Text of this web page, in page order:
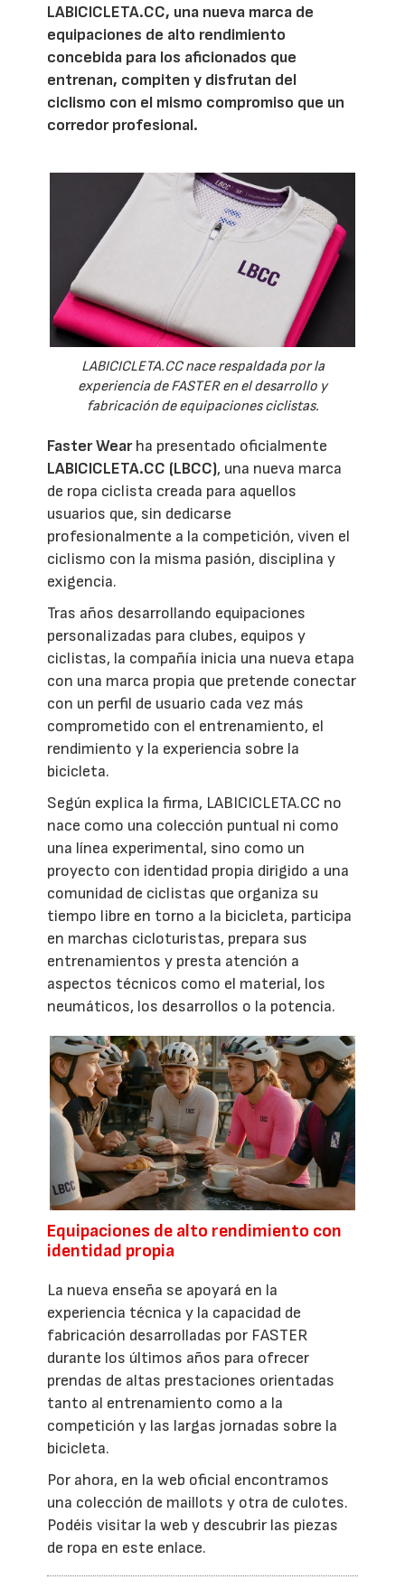
LABICICLETA.CC, una nueva marca de
equipaciones de alto rendimiento
concebida para los aficionados que
entrenan, compiten y disfrutan del
ciclismo con el mismo compromiso que un
corredor profesional.
LABICICLETA.CC nace respaldada por la
experiencia de FASTER en el desarrollo y
fabricación de equipaciones ciclistas.
Faster Wearha presentado oficialmente
LABICICLETA.CC (LBCC), una nueva marca
de ropa ciclista creada para aquellos
usuarios que, sin dedicarse
profesionalmente a la competición, viven el
ciclismo con la misma pasión, disciplina y
exigencia.
Tras años desarrollando equipaciones
personalizadas para clubes, equipos y
ciclistas, la compañía inicia una nueva etapa
con una marca propia que pretende conectar
con un perfil de usuario cada vez más
comprometido con el entrenamiento, el
rendimiento y la experiencia sobre la
bicicleta.
Según explica la firma, LABICICLETA.CC no
nace como una colección puntual ni como
una línea experimental, sino como un
proyecto con identidad propia dirigido a una
comunidad de ciclistas que organiza su
tiempo libre en torno a la bicicleta, participa
en marchas cicloturistas, prepara sus
entrenamientos y presta atención a
aspectos técnicos como el material, los
neumáticos, los desarrollos o la potencia.
Equipaciones de alto rendimiento con
identidad propia
La nueva enseña se apoyará en la
experiencia técnica y la capacidad de
fabricación desarrolladas por FASTER
durante los últimos años para ofrecer
prendas de altas prestaciones orientadas
tanto al entrenamiento como a la
competición y las largas jornadas sobre la
bicicleta.
Por ahora, en la web oficial encontramos
una colección de maillots y otra de culotes.
Podéis visitar la web y descubrir las piezas
de ropa en este enlace.